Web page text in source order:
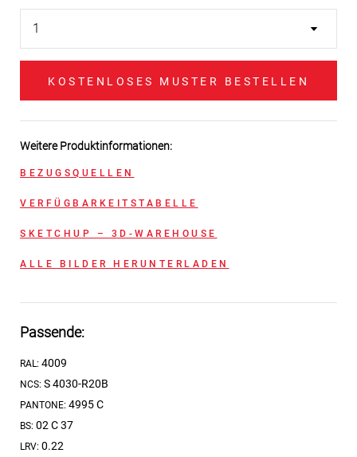
KOSTENLOSES MUSTER BESTELLEN
Weitere Produktinformationen:
BEZUGSQUELLEN
VERFÜGBARKEITSTABELLE
SKETCHUP – 3D-WAREHOUSE
ALLE BILDER HERUNTERLADEN
Passende:
RAL: 4009
NCS: S 4030-R20B
PANTONE: 4995 C
BS: 02 C 37
LRV: 0.22